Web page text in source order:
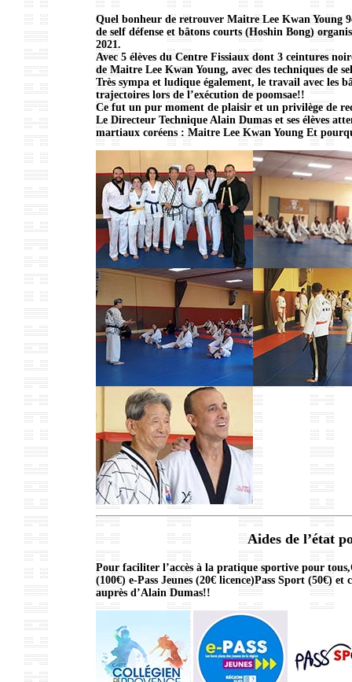
Quel bonheur de retrouver Maitre Lee Kwan Young
de self défense et bâtons courts (Hoshin Bong)
2021.
Avec 5 élèves du Centre Fissiaux dont 3 ceintures
de Maitre Lee Kwan Young, avec des techniques de
Très sympa et ludique également, le travail avec les
trajectoires lors de l’exécution de poomsae!!
Ce fut un pur moment de plaisir et un privilège de
Le Directeur Technique Alain Dumas et ses élèves
martiaux coréens : Maitre Lee Kwan Young Et
Aides de l’état
Pour faciliter l’accès à la pratique sportive pour
(100€) e-Pass Jeunes (20€ licence)Pass Sport (50€) et
auprès d’Alain Dumas!!